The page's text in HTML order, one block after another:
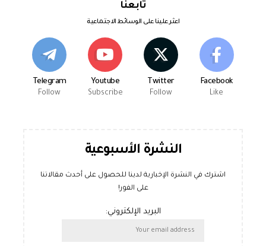
تابعنا
اعثر علينا على الوسائط الاجتماعية
Facebook
Like
Twitter
Follow
Youtube
Subscribe
Telegram
Follow
النشرة الأسبوعية
اشترك في النشرة الإخبارية لدينا للحصول على أحدث مقالاتنا
على الفور!
البريد الإلكتروني: